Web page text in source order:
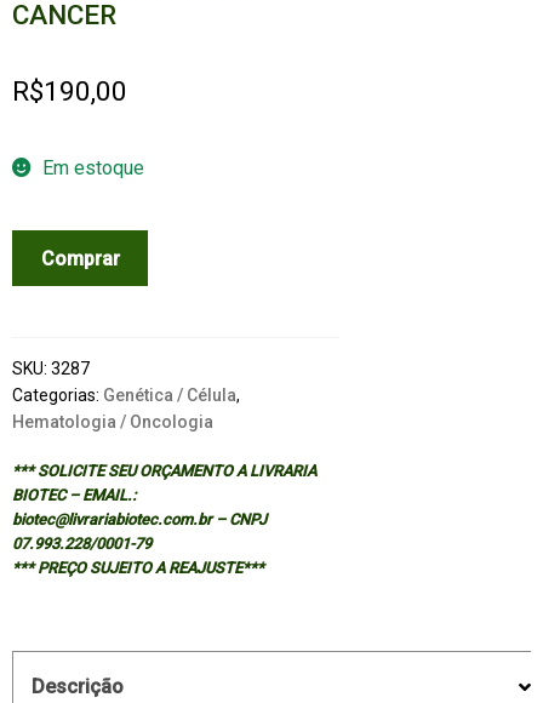
CANCER
R$190,00
Em estoque
RECOMBINATION
quantidade
Comprar
SKU: 3287
Categorias: Genética / Célula,
Hematologia / Oncologia
*** SOLICITE SEU ORÇAMENTO A LIVRARIA
BIOTEC – EMAIL.:
biotec@livrariabiotec.com.br – CNPJ
07.993.228/0001-79
*** PREÇO SUJEITO A REAJUSTE***
Descrição